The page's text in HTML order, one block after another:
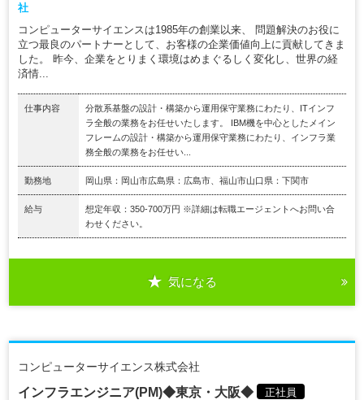
社
コンピューターサイエンスは1985年の創業以来、 問題解決のお役に
立つ最良のパートナーとして、お客様の企業価値向上に貢献してきま
した。 昨今、企業をとりまく環境はめまぐるしく変化し、世界の経
済情...
仕事内容
分散系基盤の設計・構築から運用保守業務にわたり、ITインフ
ラ全般の業務をお任せいたします。 IBM機を中心としたメイン
フレームの設計・構築から運用保守業務にわたり、インフラ業
務全般の業務をお任せい...
勤務地 岡山県：岡山市広島県：広島市、福山市山口県：下関市
給与
想定年収：350-700万円 ※詳細は転職エージェントへお問い合
わせください。
気になる
コンピューターサイエンス株式会社
インフラエンジニア(PM)◆東京・大阪◆ 正社員